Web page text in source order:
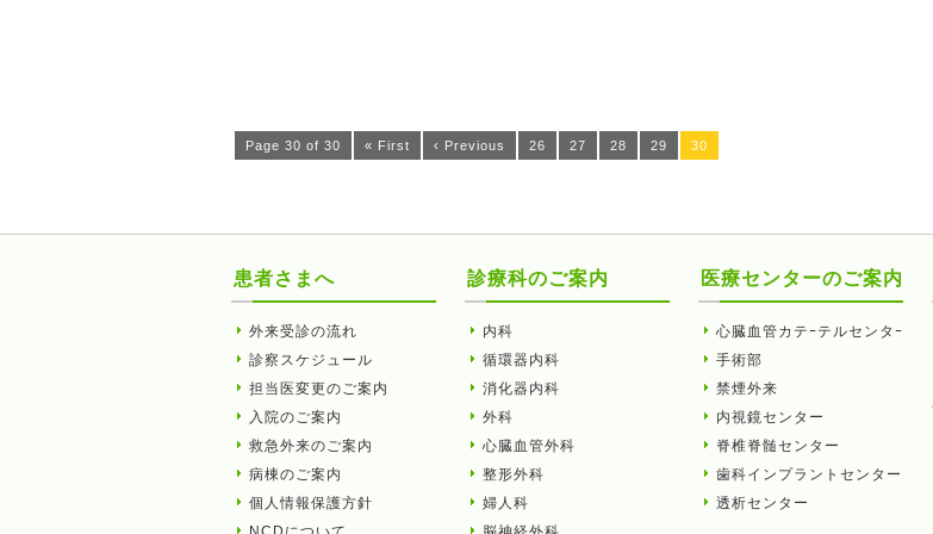
Page 30 of 30 « First ‹ Previous 26 27 28 29 30
患者さまへ
外来受診の流れ
診察スケジュール
担当医変更のご案内
入院のご案内
救急外来のご案内
病棟のご案内
個人情報保護方針
診療科のご案内
内科
循環器内科
消化器内科
外科
心臓血管外科
整形外科
婦人科
医療センターのご案内
心臓血管カテｰテルセンタｰ
手術部
禁煙外来
内視鏡センター
脊椎脊髄センター
歯科インプラントセンター
透析センター